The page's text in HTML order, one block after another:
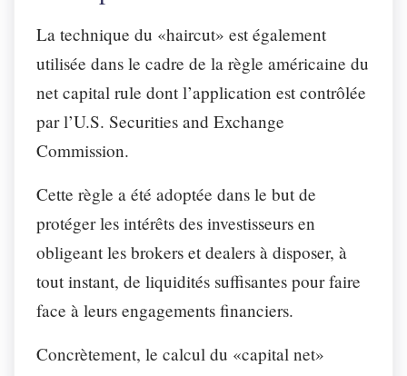
La technique du «haircut» est également
utilisée dans le cadre de la règle américaine du
net capital rule dont l’application est contrôlée
par l’U.S. Securities and Exchange
Commission.
Cette règle a été adoptée dans le but de
protéger les intérêts des investisseurs en
obligeant les brokers et dealers à disposer, à
tout instant, de liquidités suffisantes pour faire
face à leurs engagements financiers.
Concrètement, le calcul du «capital net»